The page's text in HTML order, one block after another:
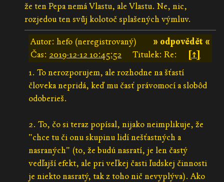
že ten Pepa nemá Vlastu, ale Vlastu. Ne, nic,
rozjedou ten svůj kolotoč splašených výmluv.
» odpovědět «
Autor: hefo (neregistrovaný)
Čas: 2019-12-12 10:45:52 Titulek: Re:
[↑]
1. To nerozporujem, ale rozhodne na šťastí
človeka nepridá, keď mu časť právomocí a slobôd
odoberieš.
2. To, čo si teraz popísal, nijako neimplikuje, že
"chce tu či onu skupinu lidí nešťastných a
nasraných" (to, že budú nasratí, je len častý
vedľajší efekt, ale pri veľkej časti ľudskej činnosti
je niekto nasratý, tak z toho nič nevyplýva). Ako